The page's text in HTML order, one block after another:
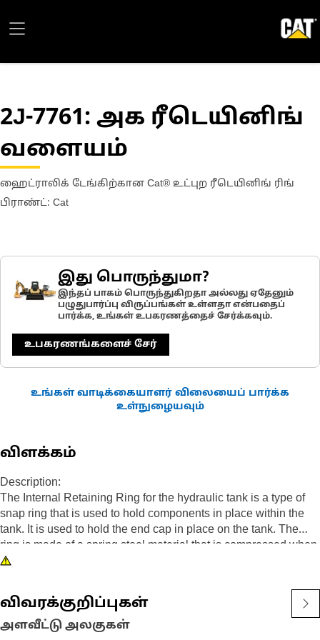
2J-7761: அக ரீடெயினிங்
வளையம்
ஹைட்ராலிக் டேங்கிற்கான Cat® உட்புற ரீடெயினிங் ரிங்
பிராண்ட்: Cat
இது பொருந்துமா?
இந்தப் பாகம் பொருந்துகிறதா அல்லது ஏதேனும்
பழுதுபார்ப்பு விருப்பங்கள் உள்ளதா என்பதைப்
பார்க்க, உங்கள் உபகரணத்தைச் சேர்க்கவும்.
உபகரணங்களைச் சேர்
உங்கள் வாடிக்கையாளர் விலையைப் பார்க்க
உள்நுழையவும்
விளக்கம்
Description:
The Internal Retaining Ring for the hydraulic tank is a type of
snap ring that is used to hold components in place within the
tank. It is used to hold the end cap in place on the tank. The
ring is made of a spring steel material that is compressed when
it is installed, which helps to keep it in place. It is designed with
Attributes:
• Withstand the forces and operating conditions.
விவரக்குறிப்புகள்
அளவீட்டு அலகுகள்